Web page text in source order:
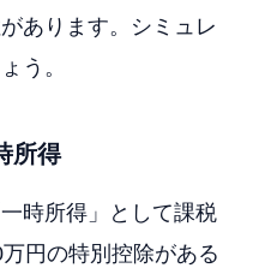
あります。シミュレ
う。
所得
時所得」として課税
円の特別控除がある